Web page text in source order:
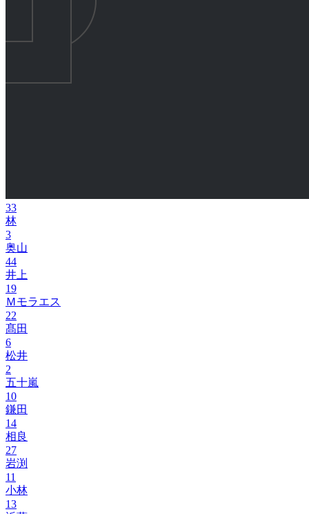
33
林
3
奥山
44
井上
19
Ｍモラエス
22
髙田
6
松井
2
五十嵐
10
鎌田
14
相良
27
岩渕
11
小林
13